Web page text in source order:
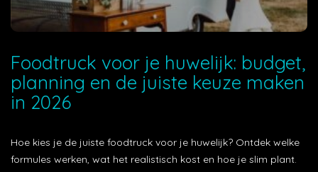
Foodtruck voor je huwelijk: budget,
planning en de juiste keuze maken
in 2026
Hoe kies je de juiste foodtruck voor je huwelijk? Ontdek welke
formules werken, wat het realistisch kost en hoe je slim plant.